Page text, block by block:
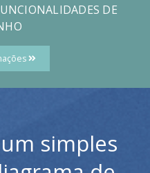
DE
simples